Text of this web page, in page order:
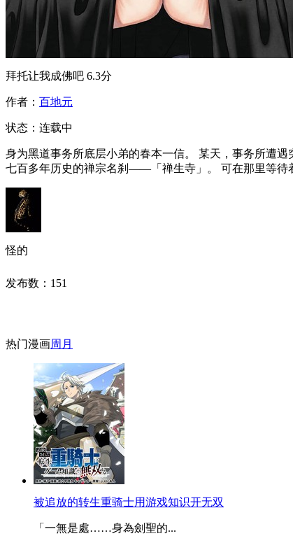
拜托让我成佛吧 6.3分
作者： 百地元
状态： 连载中
身为黑道事务所底层小弟的春本一信。 某天，事务所遭
七百多年历史的禅宗名刹——「禅生寺」。 可在那里等
怪的
发布数： 151
热门漫画周 月
被追放的转生重骑士用游戏知识开无双
「一無是處……身為劍聖的...